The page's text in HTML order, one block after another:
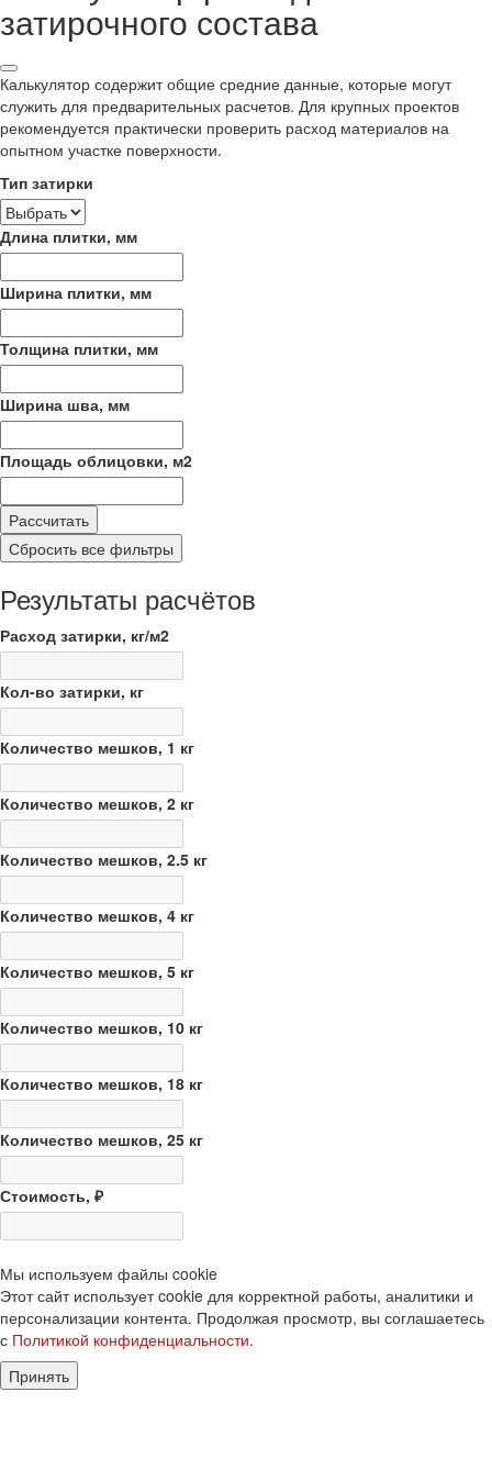
затирочного состава
Калькулятор содержит общие средние данные, которые могут
служить для предварительных расчетов. Для крупных проектов
рекомендуется практически проверить расход материалов на
опытном участке поверхности.
Тип затирки
Длина плитки, мм
Ширина плитки, мм
Толщина плитки, мм
Ширина шва, мм
Площадь облицовки, м2
Рассчитать
Сбросить все фильтры
Результаты расчётов
Расход затирки, кг/м2
Кол-во затирки, кг
Количество мешков, 1 кг
Количество мешков, 2 кг
Количество мешков, 2.5 кг
Количество мешков, 4 кг
Количество мешков, 5 кг
Количество мешков, 10 кг
Количество мешков, 18 кг
Количество мешков, 25 кг
Стоимость, ₽
Мы используем файлы cookie
Этот сайт использует cookie для корректной работы, аналитики и
персонализации контента. Продолжая просмотр, вы соглашаетесь
с Политикой конфиденциальности.
Принять